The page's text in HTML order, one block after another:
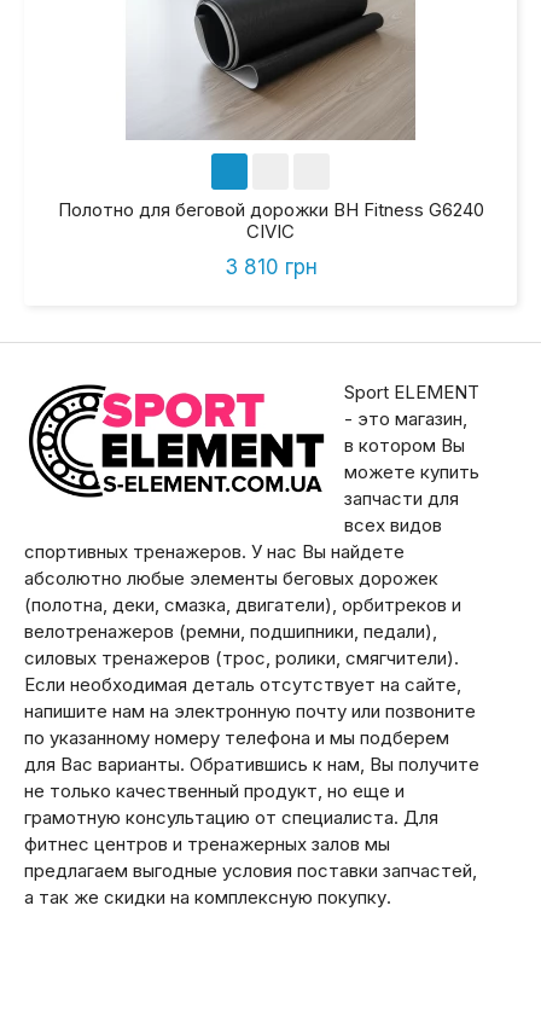
Полотно для беговой дорожки BH Fitness G6240
CIVIC
3 810 грн
Sport ELEMENT
- это магазин,
в котором Вы
можете купить
запчасти для
всех видов
спортивных тренажеров. У нас Вы найдете
абсолютно любые элементы беговых дорожек
(полотна, деки, смазка, двигатели), орбитреков и
велотренажеров (ремни, подшипники, педали),
силовых тренажеров (трос, ролики, смягчители).
Если необходимая деталь отсутствует на сайте,
напишите нам на электронную почту или позвоните
по указанному номеру телефона и мы подберем
для Вас варианты. Обратившись к нам, Вы получите
не только качественный продукт, но еще и
грамотную консультацию от специалиста. Для
фитнес центров и тренажерных залов мы
предлагаем выгодные условия поставки запчастей,
а так же скидки на комплексную покупку.